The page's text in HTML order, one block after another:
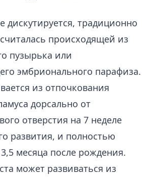
дискутируется, традиционно
происходящей из
пузырька или
эмбрионального парафиза.
из отпочкования
дорсально от
отверстия на 7 неделе
развития, и полностью
месяца после рождения.
может развиваться из